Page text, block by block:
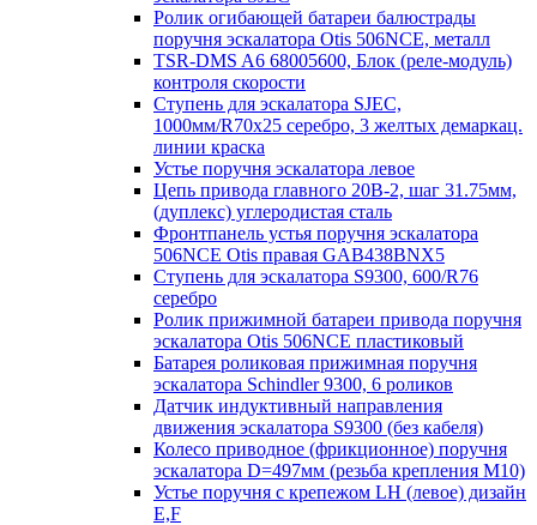
Ролик огибающей батареи балюстрады
поручня эскалатора Otis 506NCE, металл
TSR-DMS A6 68005600, Блок (реле-модуль)
контроля скорости
Ступень для эскалатора SJEC,
1000мм/R70x25 серебро, 3 желтых демаркац.
линии краска
Устье поручня эскалатора левое
Цепь привода главного 20B-2, шаг 31.75мм,
(дуплекс) углеродистая сталь
Фронтпанель устья поручня эскалатора
506NCE Otis правая GAB438BNX5
Ступень для эскалатора S9300, 600/R76
серебро
Ролик прижимной батареи привода поручня
эскалатора Otis 506NCE пластиковый
Батарея роликовая прижимная поручня
эскалатора Schindler 9300, 6 роликов
Датчик индуктивный направления
движения эскалатора S9300 (без кабеля)
Колесо приводное (фрикционное) поручня
эскалатора D=497мм (резьба крепления M10)
Устье поручня с крепежом LH (левое) дизайн
E,F